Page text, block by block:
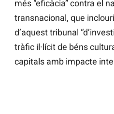
més “eficàcia” contra el
transnacional, que
d’aquest tribunal
tràfic il·lícit de béns
capitals amb impacte